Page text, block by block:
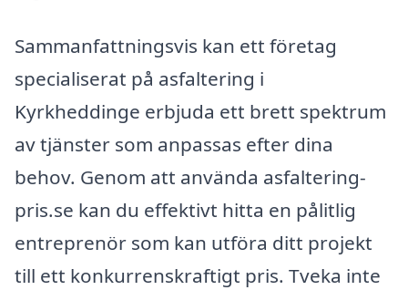
Sammanfattningsvis kan ett företag
specialiserat på asfaltering i
Kyrkheddinge erbjuda ett brett spektrum
av tjänster som anpassas efter dina
behov. Genom att använda asfaltering-
pris.se kan du effektivt hitta en pålitlig
entreprenör som kan utföra ditt projekt
till ett konkurrenskraftigt pris. Tveka inte